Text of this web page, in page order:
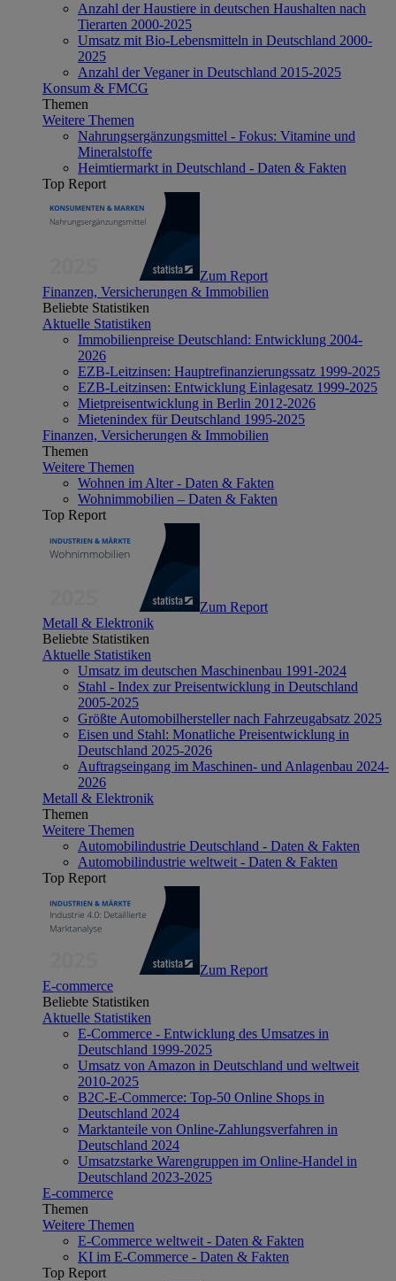
Anzahl der Haustiere in deutschen Haushalten nach
Tierarten 2000-2025
Umsatz mit Bio-Lebensmitteln in Deutschland 2000-
2025
Anzahl der Veganer in Deutschland 2015-2025
Konsum & FMCG
Themen
Weitere Themen
Nahrungsergänzungsmittel - Fokus: Vitamine und
Mineralstoffe
Heimtiermarkt in Deutschland - Daten & Fakten
Top Report
Zum Report
Finanzen, Versicherungen & Immobilien
Beliebte Statistiken
Aktuelle Statistiken
Immobilienpreise Deutschland: Entwicklung 2004-
2026
EZB-Leitzinsen: Hauptrefinanzierungssatz 1999-2025
EZB-Leitzinsen: Entwicklung Einlagesatz 1999-2025
Mietpreisentwicklung in Berlin 2012-2026
Mietenindex für Deutschland 1995-2025
Finanzen, Versicherungen & Immobilien
Themen
Weitere Themen
Wohnen im Alter - Daten & Fakten
Wohnimmobilien – Daten & Fakten
Top Report
Zum Report
Metall & Elektronik
Beliebte Statistiken
Aktuelle Statistiken
Umsatz im deutschen Maschinenbau 1991-2024
Stahl - Index zur Preisentwicklung in Deutschland
2005-2025
Größte Automobilhersteller nach Fahrzeugabsatz 2025
Eisen und Stahl: Monatliche Preisentwicklung in
Deutschland 2025-2026
Auftragseingang im Maschinen- und Anlagenbau 2024-
2026
Metall & Elektronik
Themen
Weitere Themen
Automobilindustrie Deutschland - Daten & Fakten
Automobilindustrie weltweit - Daten & Fakten
Top Report
Zum Report
E-commerce
Beliebte Statistiken
Aktuelle Statistiken
E-Commerce - Entwicklung des Umsatzes in
Deutschland 1999-2025
Umsatz von Amazon in Deutschland und weltweit
2010-2025
B2C-E-Commerce: Top-50 Online Shops in
Deutschland 2024
Marktanteile von Online-Zahlungsverfahren in
Deutschland 2024
Umsatzstarke Warengruppen im Online-Handel in
Deutschland 2023-2025
E-commerce
Themen
Weitere Themen
E-Commerce weltweit - Daten & Fakten
KI im E-Commerce - Daten & Fakten
Top Report